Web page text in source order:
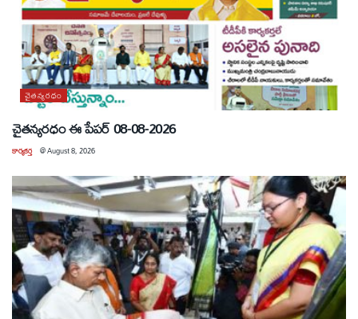
చైతన్యరధం
చైతన్యరధం ఈ పేపర్ 08-08-2026
కార్యకర్త @August 8, 2026